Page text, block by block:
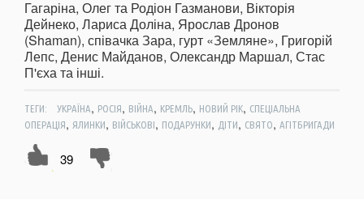
Гагаріна, Олег та Родіон Газманови, Вікторія
Дейнеко, Лариса Доліна, Ярослав Дронов
(Shaman), співачка Зара, гурт «Земляне», Григорій
Лепс, Денис Майданов, Олександр Маршал, Стас
П'єха та інші.
ТЕГИ: УКРАЇНА, РОСІЯ, ВІЙНА, КРЕМЛЬ, НОВИЙ РІК, СПЕЦІАЛЬНА
ОПЕРАЦІЯ, ЯЛИНКИ, ВІЙСЬКОВІ, ПОДАРУНКИ, ДІТИ, СВЯТО, АГІТБРИГАДИ
39